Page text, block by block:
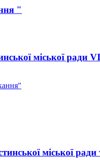
"
міської ради
міської